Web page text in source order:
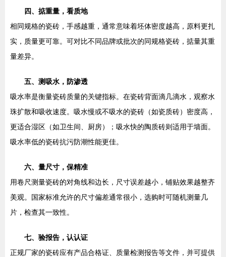
四、掂重量，看质地
相同规格的瓷砖，手感越重，通常意味着坯体密度越高，原料更扎
实，质量更可靠。可对比不同品牌或批次的同规格瓷砖，掂量其重
量差异。
五、测吸水，防渗透
吸水率是衡量瓷砖质量的关键指标。在瓷砖背面滴几滴水，观察水
珠扩散和吸收速度。吸水慢或不吸水的瓷砖（如瓷质砖）密度高，
更适合湿区（如卫生间、厨房）；吸水快的陶质砖则适用于墙面。
吸水率低的瓷砖抗污防潮性能更佳。
六、量尺寸，保精准
用卷尺测量瓷砖的对角线和边长，尺寸误差越小，铺贴效果越整齐
美观。国家标准允许的尺寸偏差通常很小，选购时可随机测量几
片，检查其一致性。
七、验报告，认认证
正规厂家的瓷砖应有产品合格证、质量检测报告等文件，并可提供